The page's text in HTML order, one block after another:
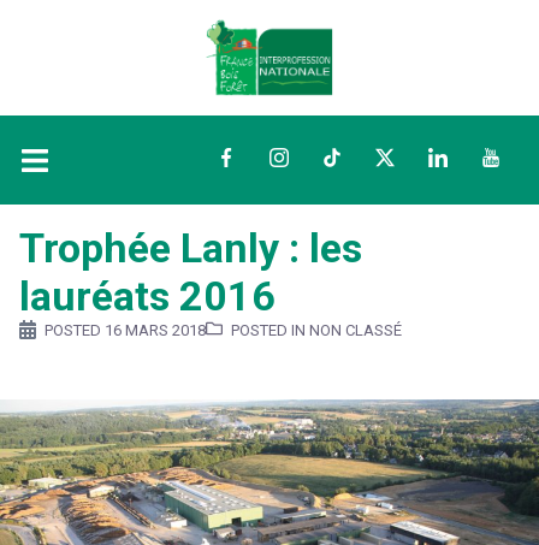
FacebookInstagramTikTokTwitterLinkedIn
Trophée Lanly : les
lauréats 2016
POSTED 16 MARS 2018 POSTED IN NON CLASSÉ